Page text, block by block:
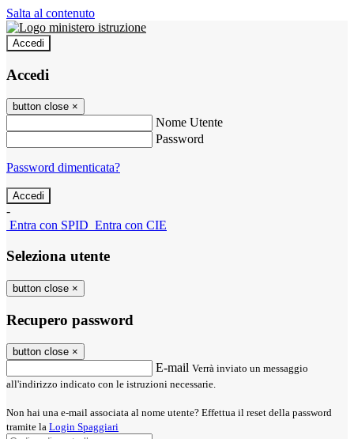
Salta al contenuto
Accedi
Accedi
button close ×
Nome Utente
Password
Password dimenticata?
-
Entra con SPID Entra con CIE
Seleziona utente
button close ×
Recupero password
button close ×
E-mail Verrà inviato un messaggio
all'indirizzo indicato con le istruzioni necessarie.
Non hai una e-mail associata al nome utente? Effettua il reset della password
tramite la Login Spaggiari